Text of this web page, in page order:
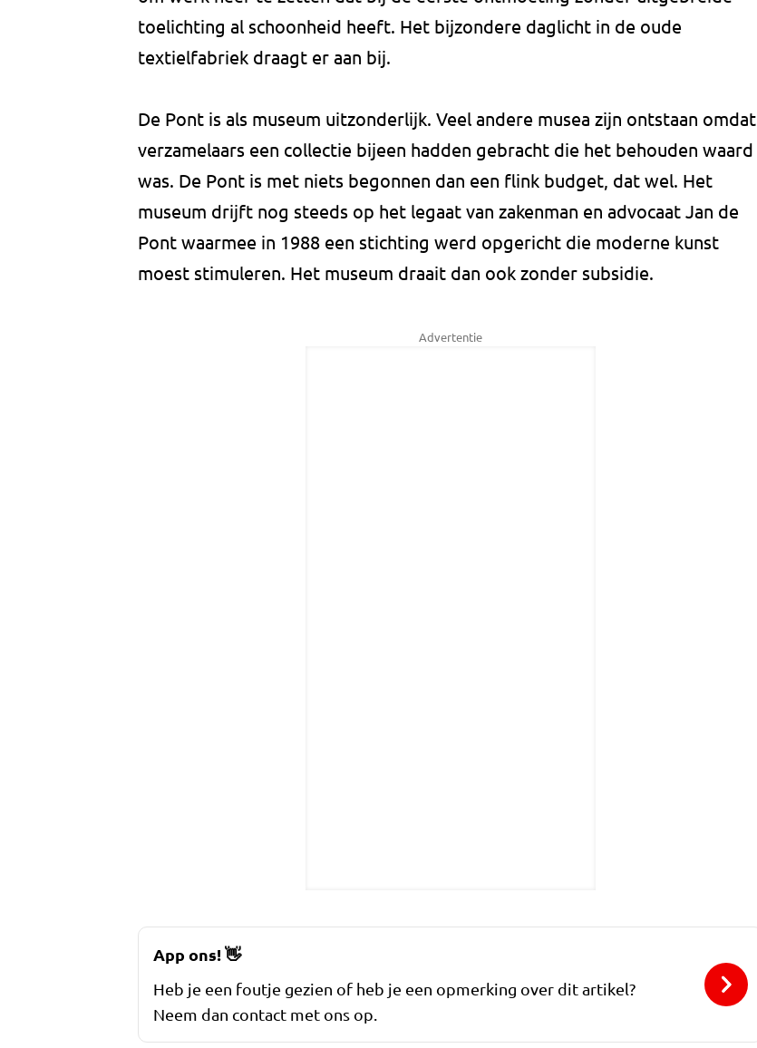
toelichting al schoonheid heeft. Het bijzondere daglicht in de oude
textielfabriek draagt er aan bij.
De Pont is als museum uitzonderlijk. Veel andere musea zijn ontstaan omdat
verzamelaars een collectie bijeen hadden gebracht die het behouden waard
was. De Pont is met niets begonnen dan een flink budget, dat wel. Het
museum drijft nog steeds op het legaat van zakenman en advocaat Jan de
Pont waarmee in 1988 een stichting werd opgericht die moderne kunst
moest stimuleren. Het museum draait dan ook zonder subsidie.
Advertentie
App ons!👋
Heb je een foutje gezien of heb je een opmerking over dit artikel?
Neem dan contact met ons op.